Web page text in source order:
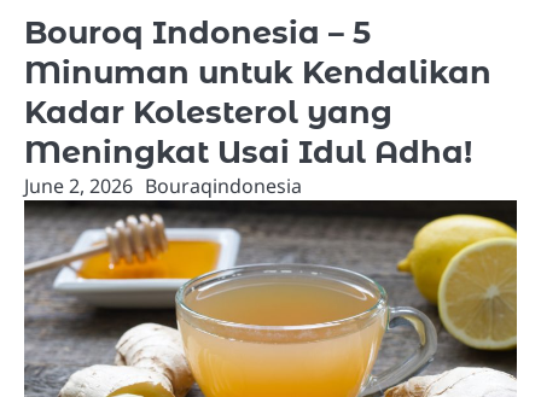
Bouroq Indonesia – 5
Minuman untuk Kendalikan
Kadar Kolesterol yang
Meningkat Usai Idul Adha!
June 2, 2026 Bouraqindonesia